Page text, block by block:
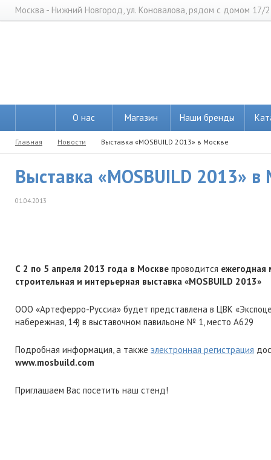
Москва - Нижний Новгород, ул. Коновалова, рядом с домом 17/2
О нас Магазин Наши бренды
Главная Новости Выставка «MOSBUILD 2013» в Москве
Выставка «MOSBUILD 2013» в
01.04.2013
С 2 по 5 апреля 2013 года в Москве проводится ежегодная
строительная и интерьерная выставка «MOSBUILD 2013»
ООО «Артеферро-Руссиа» будет представлена в ЦВК
набережная, 14) в выставочном павильоне № 1, место А629
Подробная информация, а также электронная регистрация
www.mosbuild.com
Приглашаем Вас посетить наш стенд!